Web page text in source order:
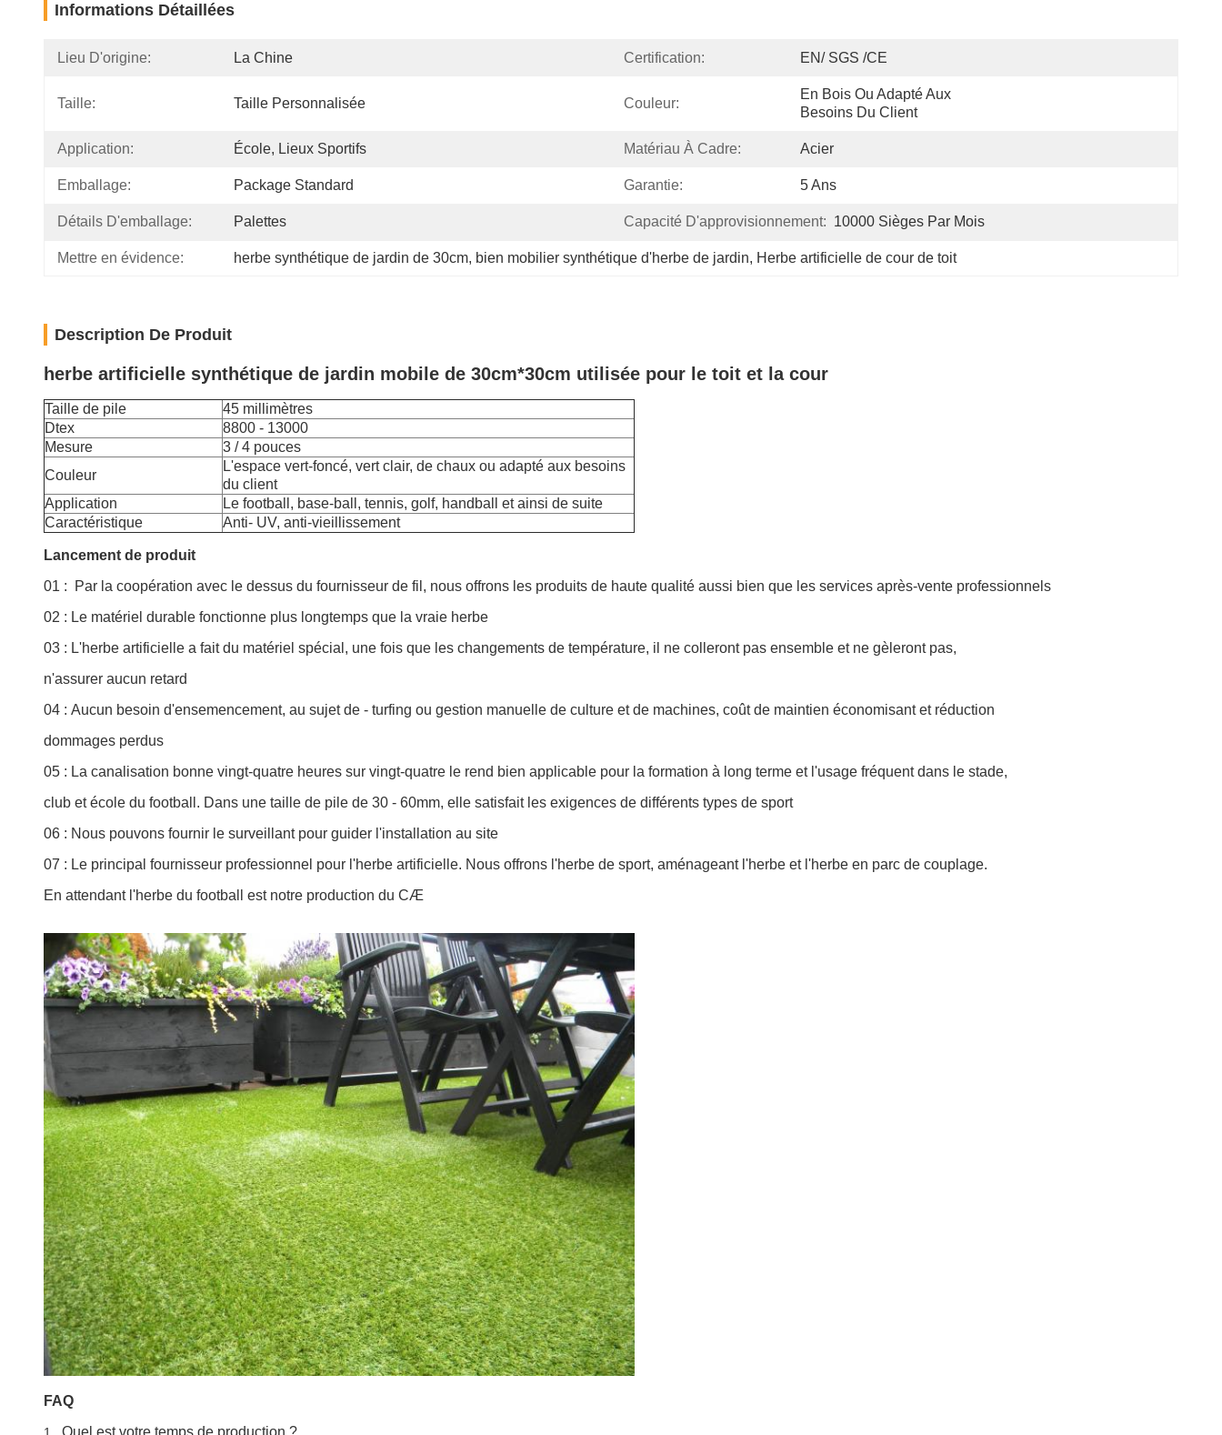
Informations Détaillées
Lieu D'origine: La Chine Certification: EN/ SGS /CE
Taille: Taille Personnalisée Couleur:
En Bois Ou Adapté Aux
Besoins Du Client
Application: École, Lieux Sportifs Matériau À Cadre: Acier
Emballage: Package Standard Garantie: 5 Ans
Détails D'emballage: Palettes Capacité D'approvisionnement: 10000 Sièges Par Mois
Mettre en évidence: herbe synthétique de jardin de 30cm, bien mobilier synthétique d'herbe de jardin, Herbe artificielle de cour de toit
Description De Produit
herbe artificielle synthétique de jardin mobile de 30cm*30cm utilisée pour le toit et la cour
Taille de pile
45 millimètres
Dtex
8800 - 13000
Mesure
3 / 4 pouces
Couleur
L'espace vert-foncé, vert clair, de chaux ou adapté aux besoins
du client
Application
Le football, base-ball, tennis, golf, handball et ainsi de suite
Caractéristique
Anti- UV, anti-vieillissement
Lancement de produit
01 :
Par la coopération avec le dessus du fournisseur de fil, nous offrons les produits de haute qualité aussi bien que les services après-vente professionnels
02 : Le matériel durable fonctionne plus longtemps que la vraie herbe
03 : L'herbe artificielle a fait du matériel spécial, une fois que les changements de température, il ne colleront pas ensemble et ne gèleront pas,
n'assurer aucun retard
04 : Aucun besoin d'ensemencement, au sujet de - turfing ou gestion manuelle de culture et de machines, coût de maintien économisant et réduction
dommages perdus
05 : La canalisation bonne vingt-quatre heures sur vingt-quatre le rend bien applicable pour la formation à long terme et l'usage fréquent dans le stade,
club et école du football. Dans une taille de pile de 30 - 60mm, elle satisfait les exigences de différents types de sport
06 : Nous pouvons fournir le surveillant pour guider l'installation au site
07 : Le principal fournisseur professionnel pour l'herbe artificielle. Nous offrons l'herbe de sport, aménageant l'herbe et l'herbe en parc de couplage.
En attendant l'herbe du football est notre production du CÆ
FAQ
Quel est votre temps de production ?